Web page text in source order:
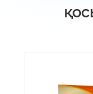
N13-